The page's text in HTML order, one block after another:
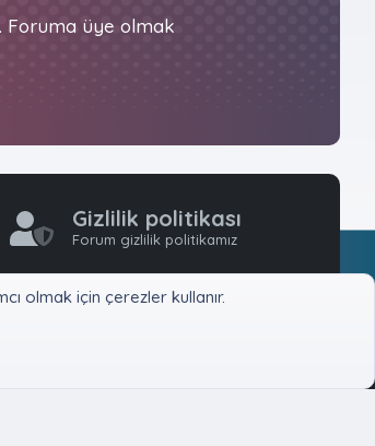
Foruma üye olmak
Gizlilik politikası
Forum gizlilik politikamız
olmak için çerezler kullanır.